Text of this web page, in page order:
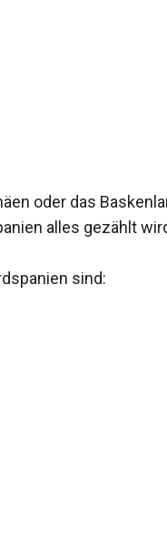
oder das
alles gezählt
sind: